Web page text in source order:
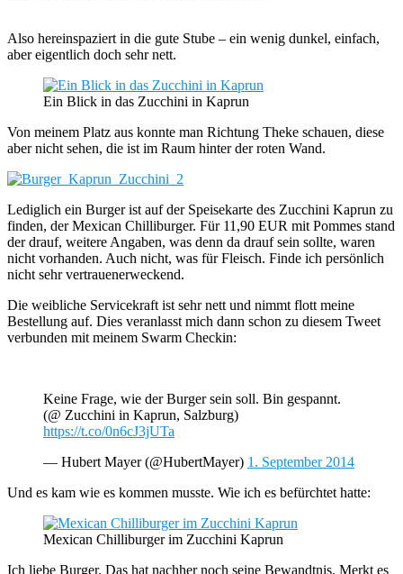
Also hereinspaziert in die gute Stube – ein wenig dunkel, einfach,
aber eigentlich doch sehr nett.
Ein Blick in das Zucchini in Kaprun
Von meinem Platz aus konnte man Richtung Theke schauen, diese
aber nicht sehen, die ist im Raum hinter der roten Wand.
Lediglich ein Burger ist auf der Speisekarte des Zucchini Kaprun zu
finden, der Mexican Chilliburger. Für 11,90 EUR mit Pommes stand
der drauf, weitere Angaben, was denn da drauf sein sollte, waren
nicht vorhanden. Auch nicht, was für Fleisch. Finde ich persönlich
nicht sehr vertrauenerweckend.
Die weibliche Servicekraft ist sehr nett und nimmt flott meine
Bestellung auf. Dies veranlasst mich dann schon zu diesem Tweet
verbunden mit meinem Swarm Checkin:
Keine Frage, wie der Burger sein soll. Bin gespannt.
(@ Zucchini in Kaprun, Salzburg)
https://t.co/0n6cJ3jUTa
— Hubert Mayer (@HubertMayer) 1. September 2014
Und es kam wie es kommen musste. Wie ich es befürchtet hatte:
Mexican Chilliburger im Zucchini Kaprun
Ich liebe Burger. Das hat nachher noch seine Bewandtnis. Merkt es